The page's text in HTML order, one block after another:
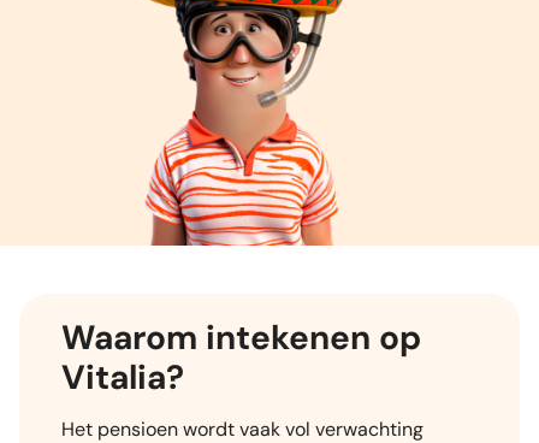
Waarom intekenen op
Vitalia?
Het pensioen wordt vaak vol verwachting